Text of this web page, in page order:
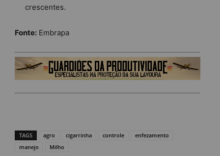
crescentes.
Fonte: Embrapa
TAGS agro cigarrinha controle
enfezamento
manejo
Milho